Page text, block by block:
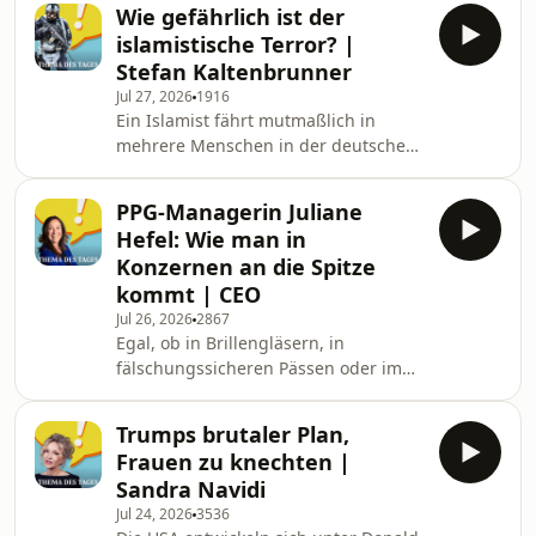
mit Peter Zellinger aus dem
STANDARD Web-Resort an, was
derzeit bewegen, hat Trump lieber
sein Lieblingsthema bearbeitet: Den
angebliche Wahlbetrug. Baut Trump
hier für die Midterms vor und welche
Strategie steckt dahinter? Das erklärt
heute Eric Frey, Leitender Redakteur
beim STANDARD.
Wie gefährlich ist der
islamistische Terror? |
Stefan Kaltenbrunner
Jul 27, 2026 1916
Ein Islamist fährt mutmaßlich in
mehrere Menschen in der deutschen
einer intensiven Fahndung am
Wochenende wird er bei einem
Polizeieinsatz von den Einsatzkräften
erschossen. Das Ganze findet am
Rande der Regenbogenparade statt.
Warum kommt es immer wieder zu
islamistischem Terror in Europa und
anderswo auf der Welt? Was t
PPG-Managerin Juliane
Hefel: Wie man in
Konzernen an die Spitze
kommt | CEO
Jul 26, 20262867
Egal, ob in Brillengläsern, in
fälschungssicheren Pässen oder im
Industrieriesen PPG stecken in
Produkten, die wir jeden Tag nutzen.
Senior Vice President ist die gebürtige
Vorarlbergerin Juliane Hefel. Sie leitet
Trumps brutaler Plan,
Frauen zu knechten |
Sandra Navidi
Jul 24, 20263536